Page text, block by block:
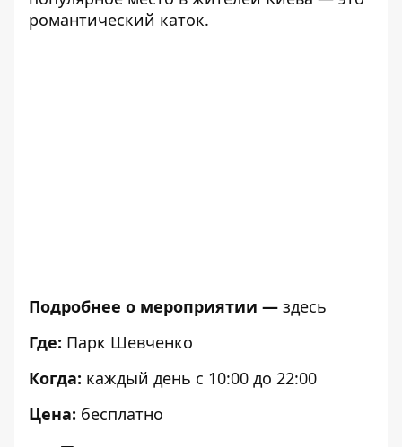
романтический каток.
Подробнее о мероприятии — здесь
Где: Парк Шевченко
Когда: каждый день с 10:00 до 22:00
Цена: бесплатно